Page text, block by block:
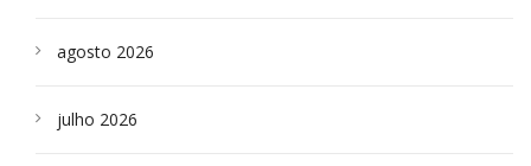
agosto 2026
julho 2026